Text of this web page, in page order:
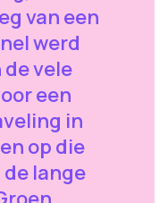
van een
werd
de vele
een
in
op die
lange